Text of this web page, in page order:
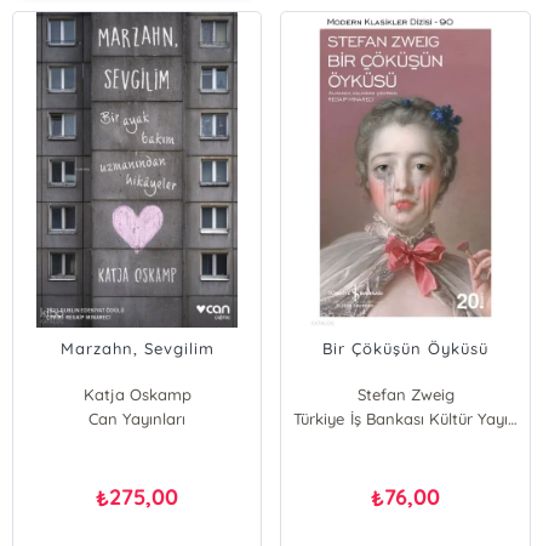
Marzahn, Sevgilim
Katja Oskamp
Can Yayınları
₺275,00
Bir Çöküşün Öyküsü
Stefan Zweig
Türkiye İş Bankası Kültür Yayınları
₺76,00